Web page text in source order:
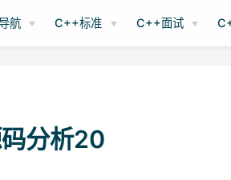
航 C++标准 C++面试
分析20